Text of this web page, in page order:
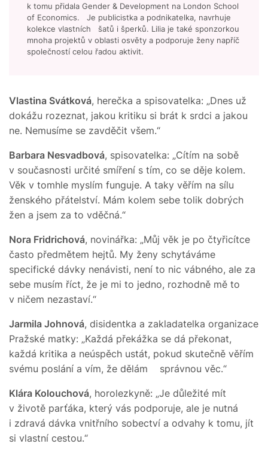
k tomu přidala Gender & Development na London School
of Economics. Je publicistka a podnikatelka, navrhuje
kolekce vlastních šatů i šperků. Lilia je také sponzorkou
mnoha projektů v oblasti osvěty a podporuje ženy napříč
společností celou řadou aktivit.
Vlastina Svátková, herečka a spisovatelka: „Dnes už
dokážu rozeznat, jakou kritiku si brát k srdci a jakou
ne. Nemusíme se zavděčit všem.“
Barbara Nesvadbová, spisovatelka: „Cítím na sobě
v současnosti určité smíření s tím, co se děje kolem.
Věk v tomhle myslím funguje. A taky věřím na sílu
ženského přátelství. Mám kolem sebe tolik dobrých
žen a jsem za to vděčná.“
Nora Fridrichová, novinářka: „Můj věk je po čtyřicítce
často předmětem hejtů. My ženy schytáváme
specifické dávky nenávisti, není to nic vábného, ale za
sebe musím říct, že je mi to jedno, rozhodně mě to
v ničem nezastaví.“
Jarmila Johnová, disidentka a zakladatelka organizace
Pražské matky: „Každá překážka se dá překonat,
každá kritika a neúspěch ustát, pokud skutečně věřím
svému poslání a vím, že dělám správnou věc.“
Klára Kolouchová, horolezkyně: „Je důležité mít
v životě parťáka, který vás podporuje, ale je nutná
i zdravá dávka vnitřního sobectví a odvahy k tomu, jít
si vlastní cestou.“